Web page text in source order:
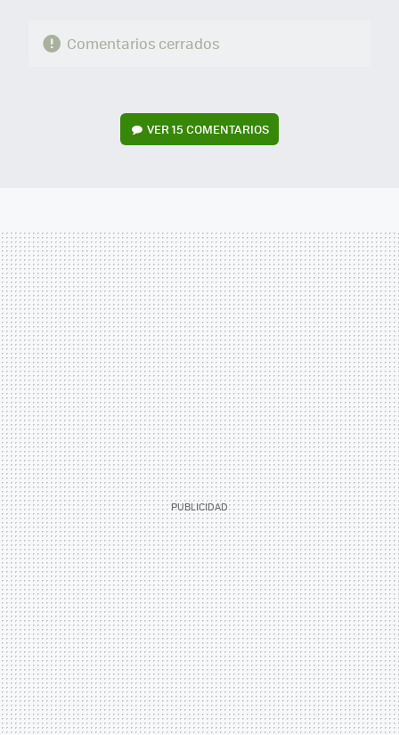
Comentarios cerrados
VER15 COMENTARIOS